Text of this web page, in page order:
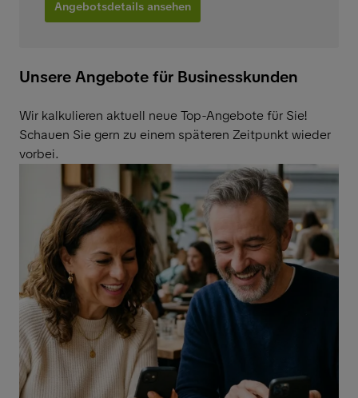
Angebotsdetails ansehen
Unsere Angebote für Businesskunden
Wir kalkulieren aktuell neue Top-Angebote für Sie!
Schauen Sie gern zu einem späteren Zeitpunkt wieder
vorbei.